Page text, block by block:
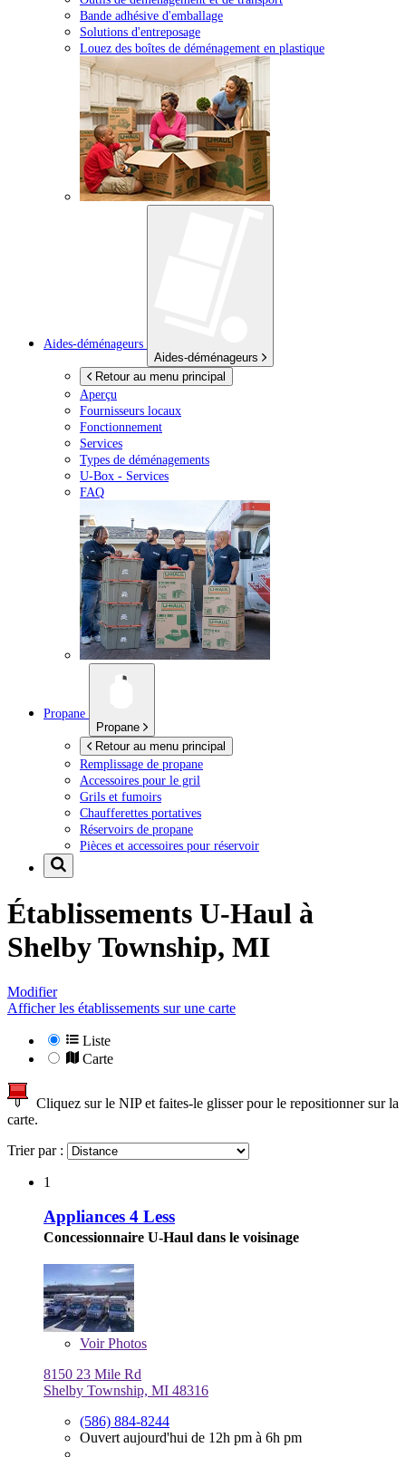
Bande adhésive d'emballage
Solutions d'entreposage
Louez des boîtes de déménagement en plastique
Aides-déménageurs
Aides-déménageurs
Retour au menu principal
Aperçu
Fournisseurs locaux
Fonctionnement
Services
Types de déménagements
U-Box - Services
FAQ
Propane
Propane
Retour au menu principal
Remplissage de propane
Accessoires pour le gril
Grils et fumoirs
Chaufferettes portatives
Réservoirs de propane
Pièces et accessoires pour réservoir
Établissements U-Haul à
Shelby Township, MI
Modifier
Afficher les établissements sur une carte
Liste
Carte
Cliquez sur le NIP et faites-le glisser pour le repositionner sur la
carte.
Trier par :
1
Appliances 4 Less
Concessionnaire U-Haul dans le voisinage
VoirPhotos
8150 23 Mile Rd
Shelby Township, MI 48316
(586) 884-8244
Ouvert aujourd'hui de 12h pm à 6h pm